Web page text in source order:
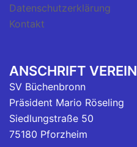
Datenschutzerklärung
Kontakt
ANSCHRIFT VEREIN
SV Büchenbronn
Präsident Mario Röseling
Siedlungstraße 50
75180 Pforzheim